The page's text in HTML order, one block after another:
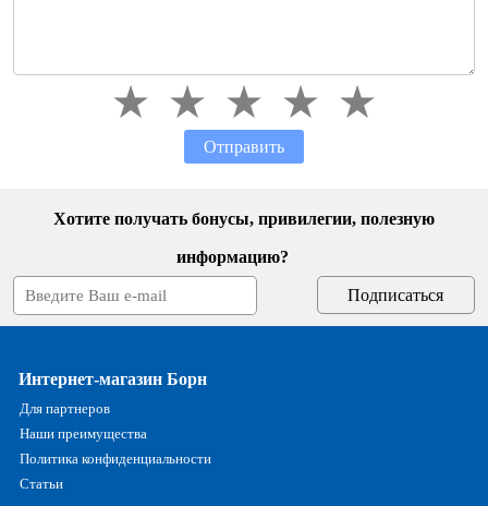
Отправить
Хотите получать бонусы, привилегии, полезную
информацию?
Интернет-магазин Борн
Для партнеров
Наши преимущества
Политика конфиденциальности
Статьи